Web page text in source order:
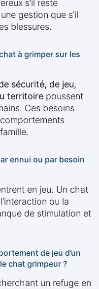
s’il reste
gestion que s’il
blessures.
à grimper sur les
sécurité, de jeu,
territoire poussent
Ces besoins
ennui ou par besoin
en jeu. Un chat
ou la
de stimulation et
de jeu d’un
chat grimpeur ?
un refuge en